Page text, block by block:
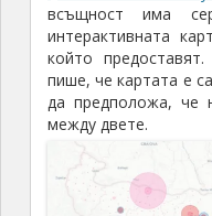
всъщност има
интерактивната
който
пише, че картата е
да предположа, че
между двете.